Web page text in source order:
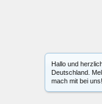
Hallo und
Deutschland.
mach mit bei uns!